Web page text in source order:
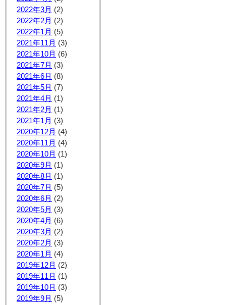
2022年3月 (2)
2022年2月 (2)
2022年1月 (5)
2021年11月 (3)
2021年10月 (6)
2021年7月 (3)
2021年6月 (8)
2021年5月 (7)
2021年4月 (1)
2021年2月 (1)
2021年1月 (3)
2020年12月 (4)
2020年11月 (4)
2020年10月 (1)
2020年9月 (1)
2020年8月 (1)
2020年7月 (5)
2020年6月 (2)
2020年5月 (3)
2020年4月 (6)
2020年3月 (2)
2020年2月 (3)
2020年1月 (4)
2019年12月 (2)
2019年11月 (1)
2019年10月 (3)
2019年9月 (5)